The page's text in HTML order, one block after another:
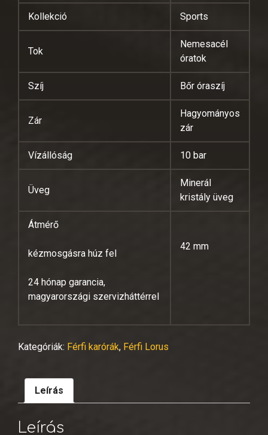
Kollekció Sports
Tok
Nemesacél
óratok
Szíj Bőr óraszíj
Zár
Hagyományos
zár
Vízállóság 10 bar
Üveg
Minerál
kristály üveg
Átmérő
kézmosgásra húz fel
24 hónap garancia,
magyarországi szervizháttérrel
42 mm
Kategóriák: Férfi karórák, Férfi Lorus
Leírás
Leírás